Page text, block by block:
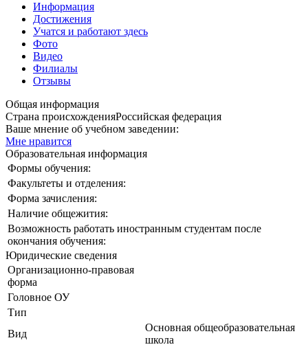
Информация
Достижения
Учатся и работают здесь
Фото
Видео
Филиалы
Отзывы
Общая информация
Страна происхожденияРоссийская федерация
Ваше мнение об учебном заведении:
Мне нравится
Образовательная информация
Формы обучения:
Факультеты и отделения:
Форма зачисления:
Наличие общежития:
Возможность работать иностранным студентам после
окончания обучения:
Юридические сведения
Организационно-правовая
форма
Головное ОУ
Тип
Вид
Основная общеобразовательная
школа